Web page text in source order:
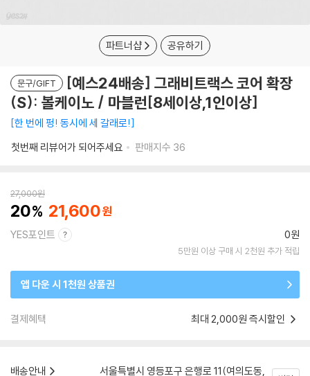
파트너샵 공유하기
문구/GIFT
[예스24배송] 그래비트랙스 코어 확장
(S): 볼케이노 / 마블런[8세이상,1인이상]
한 번에 펑! 동시에 세 갈래로!
첫번째 리뷰어가 되어주세요
판매지수 36
27,000원
20 21,600
YES포인트 0원
5만원 이상 구매 시 2천원 추가 적립
앱 다운 시 1천원 상품권
결제혜택 최대 2,000원 즉시할인
배송안내
서울특별시 영등포구 은행로 11(여의도동,